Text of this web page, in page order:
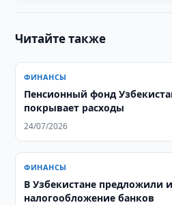
Читайте также
ФИНАНСЫ
Пенсионный фонд
покрывает расходы
24/07/2026
ФИНАНСЫ
В Узбекистане предложили
налогообложение банков